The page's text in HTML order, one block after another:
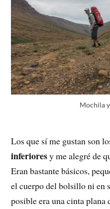
Mochila
Los que sí me gustan son
inferioresy me alegré de
Eran bastante básicos,
el cuerpo del bolsillo ni en
posible era una cinta plana